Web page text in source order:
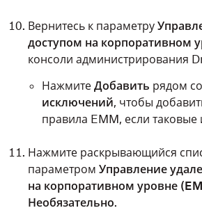
Вернитесь к параметру
доступом на корпоративном
консоли администрирования
Нажмите Добавить рядом со
исключений, чтобы
правила EMM, если таковые
Нажмите раскрывающийся
параметром Управление
на корпоративном уровне
Необязательно.